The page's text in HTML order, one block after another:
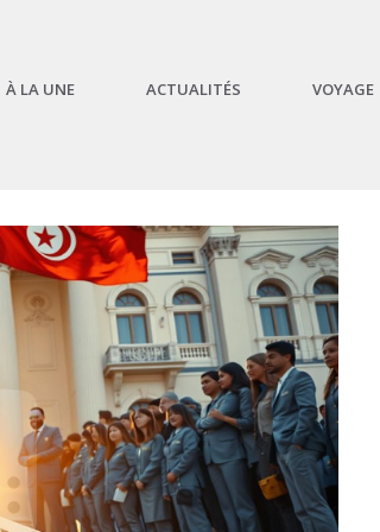
À LA UNE ACTUALITÉS VOYAGE